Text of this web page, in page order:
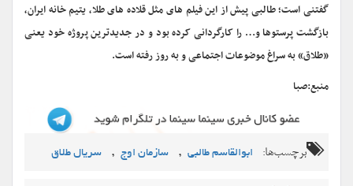
گفتنی است؛ طالبی پیش از این فیلم های مثل قلاده های طلا، یتیم خانه ایران،
بازگشت پرستوها و… را کارگردانی کرده بود و در جدیدترین پروژه خود یعنی
«طلاق» به سراغ موضوعات اجتماعی و به روز رفته است.
منبع:صبا
برچسب‌ها: ابوالقاسم طالبی , سازمان اوج , سریال طلاق